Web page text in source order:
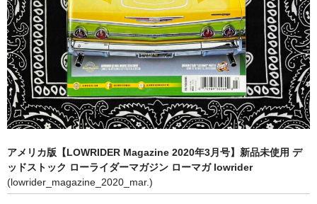
コーチジャケット
スウェット＆フーディ
パンツ
ヘッドギア
シューズ
ORIGINAL
STILL 90’s
アメリカ版【LOWRIDER Magazine 2020年3月号】新品未使用 デ
ッドストック ローライダーマガジン ローマガ lowrider
(lowrider_magazine_2020_mar.)